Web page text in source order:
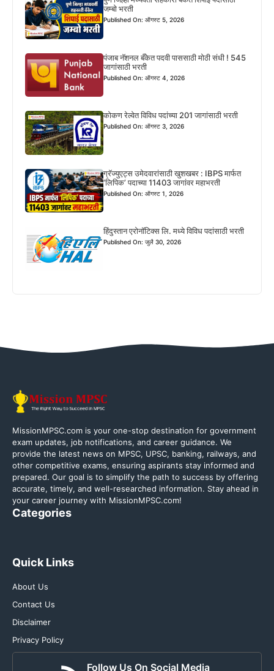
जम्बो भरती
Published On: ऑगस्ट 5, 2026
पंजाब नॅशनल बँकेत पदवी पाससाठी मोठी संधी ! 545
जागांसाठी भरती
Published On: ऑगस्ट 4, 2026
कोकण रेल्वेत विविध पदांच्या 201 जागांसाठी भरती
Published On: ऑगस्ट 3, 2026
ग्रॅज्युएट्स उमेदवारांसाठी खुशखबर : IBPS मार्फत
‘लिपिक’ पदाच्या 11403 जागांवर महाभरती
Published On: ऑगस्ट 1, 2026
हिंदुस्तान एरोनॉटिक्स लि. मध्ये विविध पदांसाठी भरती
Published On: जुलै 30, 2026
MissionMPSC.com is your one-stop destination for government
exam updates, job notifications, and career guidance. We
provide the latest news on MPSC, UPSC, banking, railways, and
other competitive exams, ensuring aspirants stay informed and
prepared. Our goal is to simplify the path to success by offering
accurate, timely, and well-researched information. Stay ahead in
your career journey with MissionMPSC.com!
Categories
Quick Links
About Us
Contact Us
Disclaimer
Privacy Policy
Follow Us On Social Media